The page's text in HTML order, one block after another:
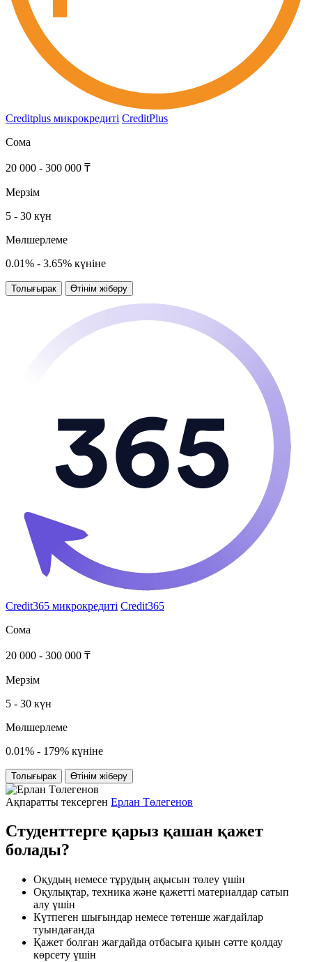
Creditplus микрокредиті CreditPlus
Сома
20 000 - 300 000 ₸
Мерзім
5 - 30 күн
Мөлшерлеме
0.01% - 3.65% күніне
Толығырак Өтінім жіберу
Credit365 микрокредиті Credit365
Сома
20 000 - 300 000 ₸
Мерзім
5 - 30 күн
Мөлшерлеме
0.01% - 179% күніне
Толығырак Өтінім жіберу
Ақпаратты тексерген Ерлан Төлегенов
Студенттерге қарыз қашан қажет
болады?
Оқудың немесе тұрудың ақысын төлеу үшін
Оқулықтар, техника және қажетті материалдар сатып
алу үшін
Күтпеген шығындар немесе төтенше жағдайлар
туындағанда
Қажет болған жағдайда отбасыға қиын сәтте қолдау
көрсету үшін